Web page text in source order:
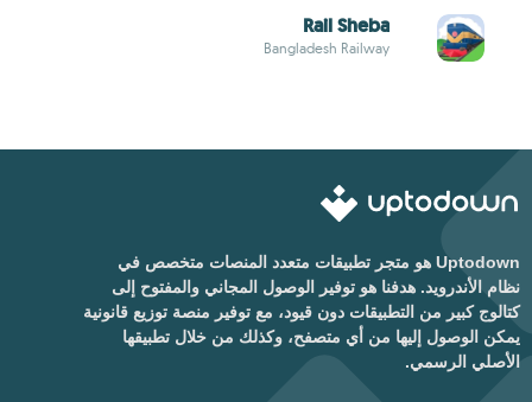
Rail Sheba
Bangladesh Railway
Uptodown هو متجر تطبيقات متعدد المنصات متخصص في
نظام الأندرويد. هدفنا هو توفير الوصول المجاني والمفتوح إلى
كتالوج كبير من التطبيقات دون قيود، مع توفير منصة توزيع قانونية
يمكن الوصول إليها من أي متصفح، وكذلك من خلال تطبيقها
الأصلي الرسمي.